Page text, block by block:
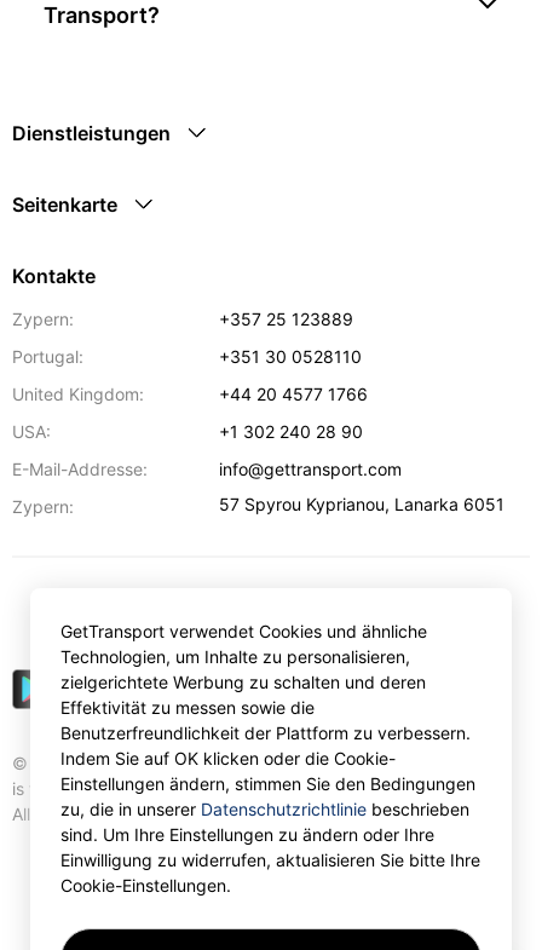
Transport?
Dienstleistungen
Seitenkarte
Kontakte
Zypern:
+357 25 123889
Portugal:
+351 30 0528110
United Kingdom:
+44 20 4577 1766
USA:
+1 302 240 28 90
E-Mail-Addresse:
info@gettransport.com
Zypern:
57 Spyrou Kyprianou, Lanarka 6051
© Gettransport International Limited. GetTransport®
is trademark of Gettransport International Limited.
All rights reserved.
GetTransport verwendet Cookies und ähnliche
Technologien, um Inhalte zu personalisieren,
zielgerichtete Werbung zu schalten und deren
Effektivität zu messen sowie die
Benutzerfreundlichkeit der Plattform zu verbessern.
Indem Sie auf OK klicken oder die Cookie-
Einstellungen ändern, stimmen Sie den Bedingungen
zu, die in unserer Datenschutzrichtlinie beschrieben
sind. Um Ihre Einstellungen zu ändern oder Ihre
Einwilligung zu widerrufen, aktualisieren Sie bitte Ihre
Cookie-Einstellungen.